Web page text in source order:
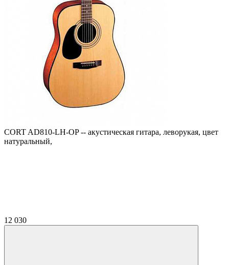
CORT AD810-LH-OP -- акустическая гитара, леворукая, цвет
натуральный,
12 030